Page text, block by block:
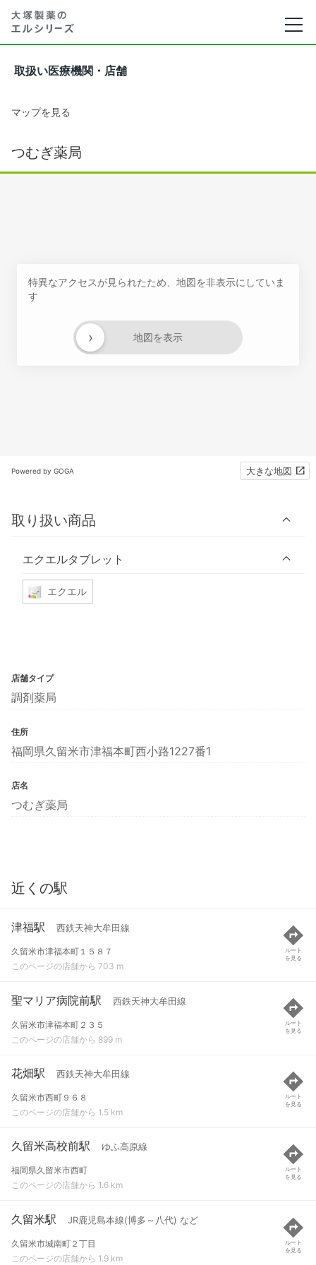
取扱い医療機関・店舗
マップを見る
つむぎ薬局
特異なアクセスが見られたため、地図を非表示にしていま
す
地図を表示
›
Powered by GOGA 大きな地図
取り扱い商品
エクエルタブレット
エクエル
店舗タイプ
調剤薬局
住所
福岡県久留米市津福本町西小路1227番1
店名
つむぎ薬局
近くの駅
津福駅 西鉄天神大牟田線
久留米市津福本町１５８７
このページの店舗から 703 m
ルート
を見る
聖マリア病院前駅 西鉄天神大牟田線
久留米市津福本町２３５
このページの店舗から 899 m
ルート
を見る
花畑駅 西鉄天神大牟田線
久留米市西町９６８
このページの店舗から 1.5 km
ルート
を見る
久留米高校前駅 ゆふ高原線
福岡県久留米市西町
このページの店舗から 1.6 km
ルート
を見る
久留米駅 JR鹿児島本線(博多～八代) など
久留米市城南町２丁目
このページの店舗から 1.9 km
ルート
を見る